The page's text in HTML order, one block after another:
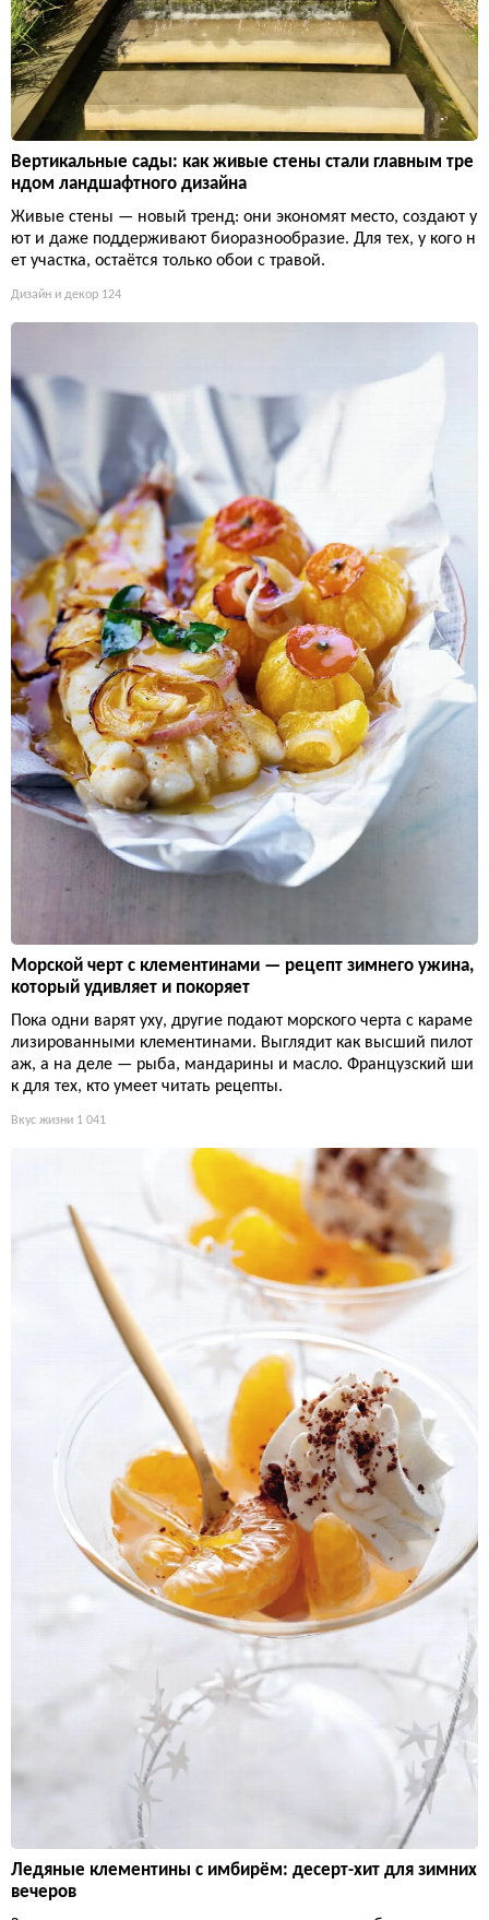
Вертикальные сады: как живые стены стали главным тре
ндом ландшафтного дизайна
Живые стены — новый тренд: они экономят место, создают у
ют и даже поддерживают биоразнообразие. Для тех, у кого н
ет участка, остаётся только обои с травой.
Дизайн и декор 124
Морской черт с клементинами — рецепт зимнего ужина,
который удивляет и покоряет
Пока одни варят уху, другие подают морского черта с караме
лизированными клементинами. Выглядит как высший пилот
аж, а на деле — рыба, мандарины и масло. Французский ши
к для тех, кто умеет читать рецепты.
Вкус жизни 1 041
Ледяные клементины с имбирём: десерт-хит для зимних
вечеров